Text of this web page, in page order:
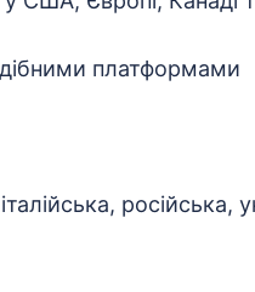
платформами
російська,